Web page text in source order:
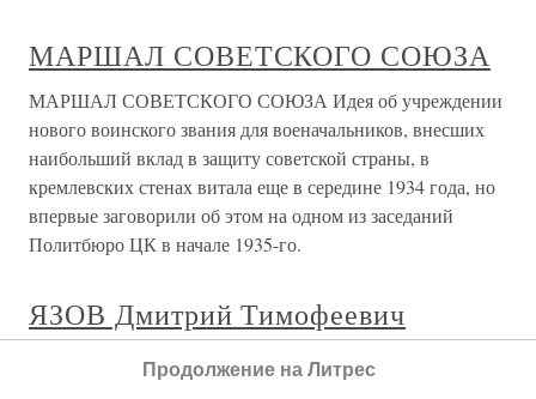
МАРШАЛ СОВЕТСКОГО СОЮЗА
МАРШАЛ СОВЕТСКОГО СОЮЗА Идея об учреждении
нового воинского звания для военачальников, внесших
наибольший вклад в защиту советской страны, в
кремлевских стенах витала еще в середине 1934 года, но
впервые заговорили об этом на одном из заседаний
Политбюро ЦК в начале 1935-го.
ЯЗОВ Дмитрий Тимофеевич
ЯЗОВ Дмитрий Тимофеевич (08.11.1923). Кандидат в
члены Политбюро ЦК КПСС с 26.06.1987 г. по
Продолжение на Литрес